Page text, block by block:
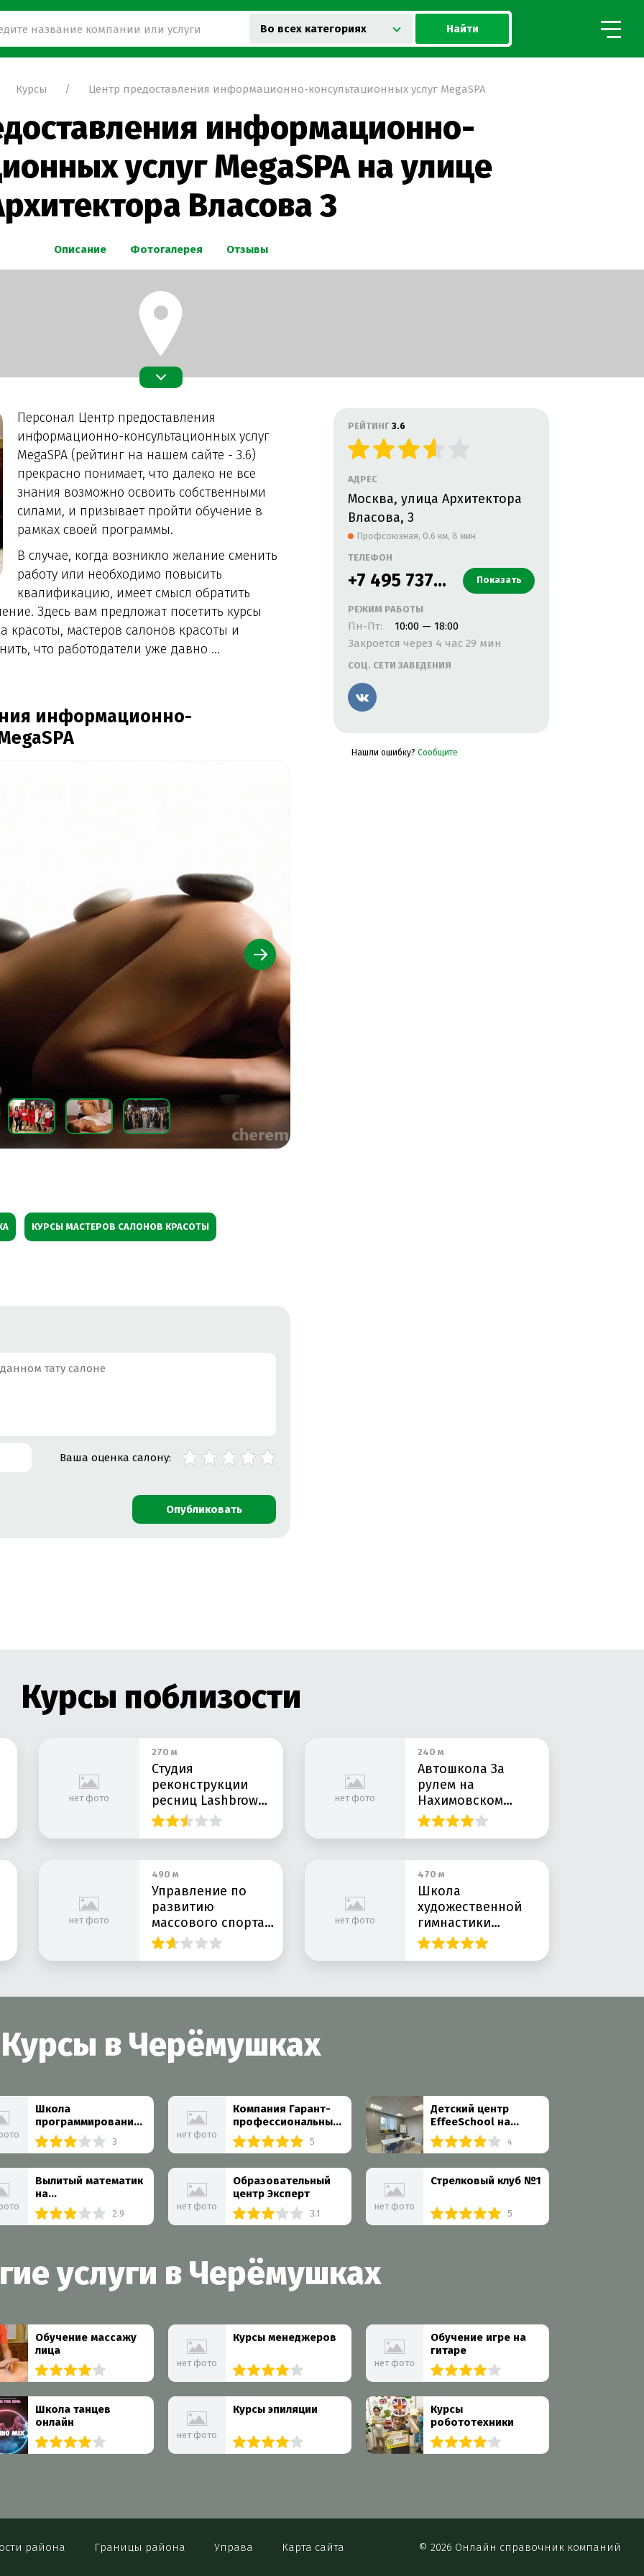
Найти
Во всех категориях
Курсы Центр предоставления информационно-консультационных услуг MegaSPA
информационно-
услуг MegaSPA на улице
Власова 3
Описание Фотогалерея Отзывы
РЕЙТИНГ3.6
АДРЕС
Москва, улица Архитектора
Власова, 3
Профсоюзная, 0.6 км, 8 мин
ТЕЛЕФОН
Показать
+7 495 737...
РЕЖИМ РАБОТЫ
Пн-Пт:
10:00 — 18:00
Закроется через 4 час 29 мин
СОЦ. СЕТИ ЗАВЕДЕНИЯ
Нашли ошибку? Сообщите
Персонал Центр предоставления
информационно-консультационных услуг
MegaSPA (рейтинг на нашем сайте - 3.6)
прекрасно понимает, что далеко не все
знания возможно освоить собственными
силами, и призывает пройти обучение в
рамках своей программы.
В случае, когда возникло желание сменить
работу или необходимо повысить
квалификацию, имеет смысл обратить
Здесь вам предложат посетить курсы
мастеров салонов красоты и
что работодатели уже давно ...
информационно-
КУРСЫ МАСТЕРОВ САЛОНОВ КРАСОТЫ
Ваша оценка салону:
Опубликовать
Курсы поблизости
нет фото
270 м
Студия
реконструкции
ресниц Lashbrow
qw
нет фото
240 м
Автошкола За
рулем на
Нахимовском
проспекте
нет фото
490 м
Управление по
развитию
массового спорта
в ЮЗАО
нет фото
470 м
Школа
художественной
гимнастики
Олимпия старт на
Профсоюзной
Курсы в Черёмушках
Школа
программирования
Kiberone на
Профсоюзной 3
Вылитый математик
на
Новочерёмушкинской
улице
2.9
нет фото
Компания Гарант-
профессиональные
решения
5
нет фото
Образовательный
центр Эксперт
3.1
Детский центр
EffeeSchool на
Перекопской улице
4
нет фото
Стрелковый клуб №1
5
услуги в Черёмушках
Обучение массажу
лица
Школа танцев
онлайн
нет фото
Курсы менеджеров
нет фото
Курсы эпиляции
нет фото
Обучение игре на
гитаре
Курсы
робототехники
района Границы района Управа Карта сайта © 2026 Онлайн справочник компаний